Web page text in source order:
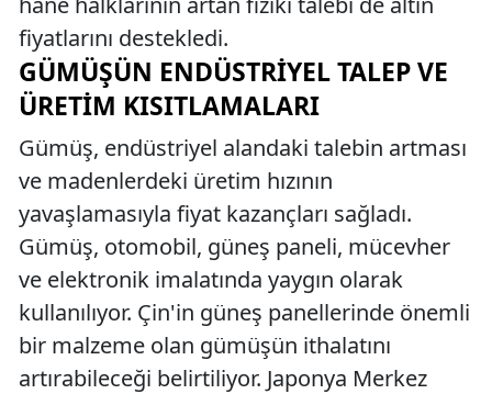
fiyatlarını destekledi.
GÜMÜŞÜN ENDÜSTRIYEL TALEP VE
ÜRETIM KISITLAMALARI
Gümüş, endüstriyel alandaki talebin artması
ve madenlerdeki üretim hızının
yavaşlamasıyla fiyat kazançları sağladı.
Gümüş, otomobil, güneş paneli, mücevher
ve elektronik imalatında yaygın olarak
kullanılıyor. Çin'in güneş panellerinde önemli
bir malzeme olan gümüşün ithalatını
artırabileceği belirtiliyor. Japonya Merkez